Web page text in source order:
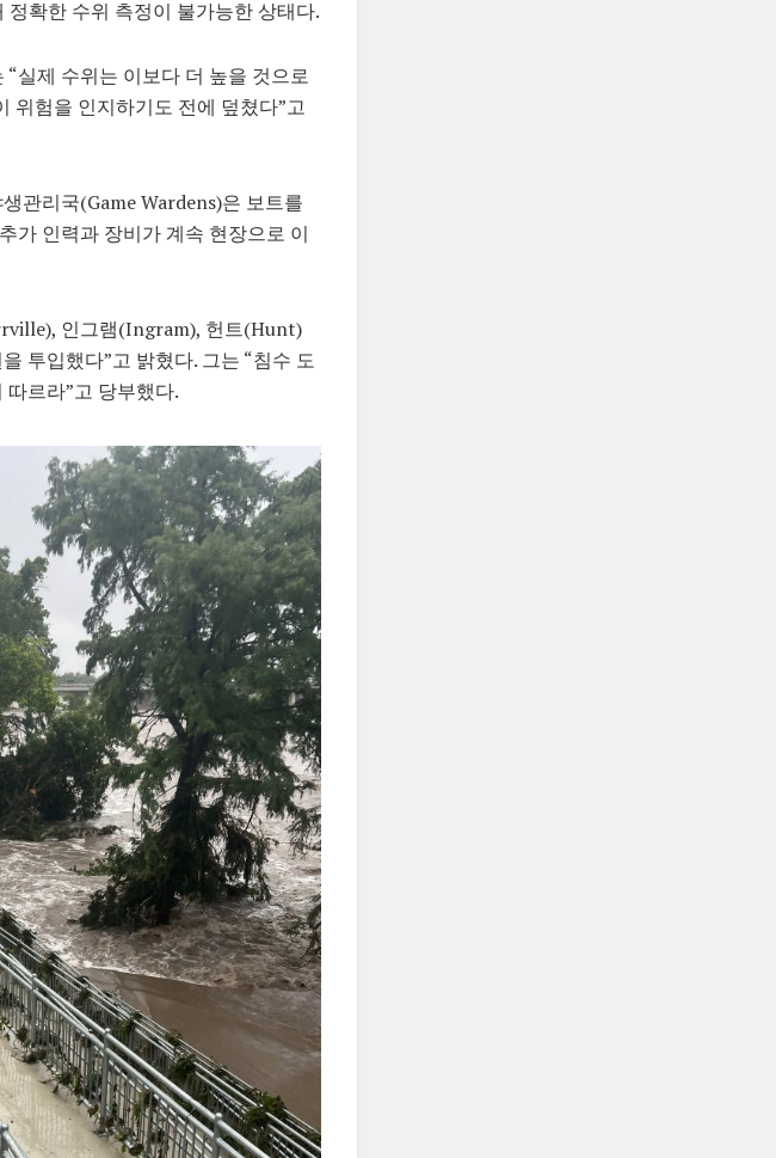
확한 수위 측정이 불가능한 상태다.
“실제 수위는 이보다 더 높을 것으로
위험을 인지하기도 전에 덮쳤다”고
관리국(Game Wardens)은 보트를
가 인력과 장비가 계속 현장으로 이
인그램(Ingram), 헌트(Hunt)
투입했다”고 밝혔다. 그는 “침수 도
르라”고 당부했다.